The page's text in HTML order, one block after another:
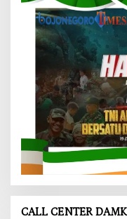
CALL CENTER